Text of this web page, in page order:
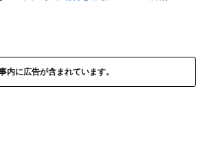
内に広告が含まれています。